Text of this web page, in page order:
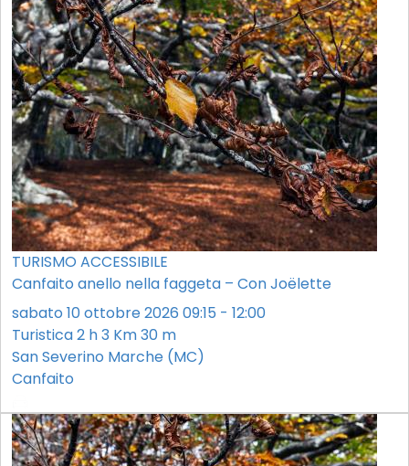
TURISMO ACCESSIBILE
Canfaito anello nella faggeta – Con Joëlette
sabato 10 ottobre 2026 09:15 - 12:00
Turistica2 h3 Km30 m
San Severino Marche (MC)
Canfaito